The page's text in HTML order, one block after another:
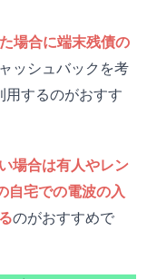
場合に端末残債の
ッシュバックを考
するのがおすす
場合は有人やレン
自宅での電波の入
のがおすすめで